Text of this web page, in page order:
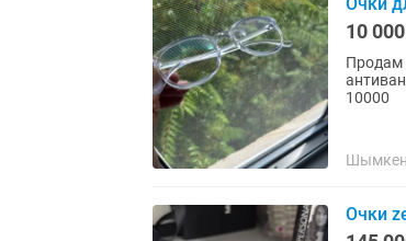
10
Продам
10000
Очки